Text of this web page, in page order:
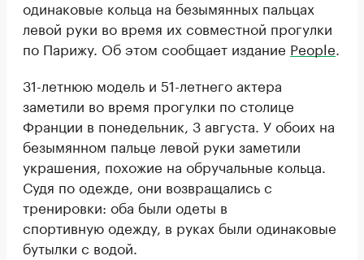
одинаковые кольца на безымянных пальцах
левой руки во время их совместной прогулки
по Парижу. Об этом сообщает издание People
31-летнюю модель и 51-летнего актера
заметили во время прогулки по столице
Франции в понедельник, 3 августа. У обоих на
безымянном пальце левой руки заметили
украшения, похожие на обручальные кольца.
Судя по одежде, они возвращались с
тренировки: оба были одеты в
спортивную одежду, в руках были одинаковые
бутылки с водой.